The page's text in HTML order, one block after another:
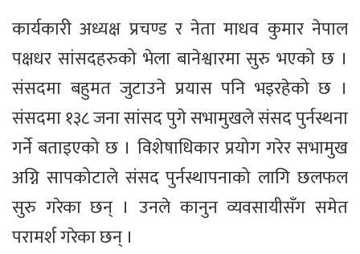
कार्यकारी अध्यक्ष प्रचण्ड र नेता माधव कुमार नेपाल
पक्षधर सांसदहरुको भेला बानेश्वारमा सुरु भएको छ ।
संसदमा बहुमत जुटाउने प्रयास पनि भइरहेको छ ।
संसदमा १३८ जना सांसद पुगे सभामुखले संसद पुर्नस्थना
गर्ने बताइएको छ । विशेषाधिकार प्रयोग गरेर सभामुख
अग्नि सापकोटाले संसद पुर्नस्थापनाको लागि छलफल
सुरु गरेका छन् । उनले कानुन व्यवसायीसँग समेत
परामर्श गरेका छन् ।